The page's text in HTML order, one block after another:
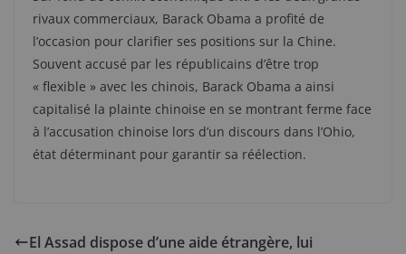
rivaux commerciaux, Barack Obama a profité de
l’occasion pour clarifier ses positions sur la Chine.
Souvent accusé par les républicains d’être trop
« flexible » avec les chinois, Barack Obama a ainsi
capitalisé la plainte chinoise en se montrant ferme face
à l’accusation chinoise lors d’un discours dans l’Ohio,
état déterminant pour garantir sa réélection.
El Assad dispose d’une aide étrangère, lui